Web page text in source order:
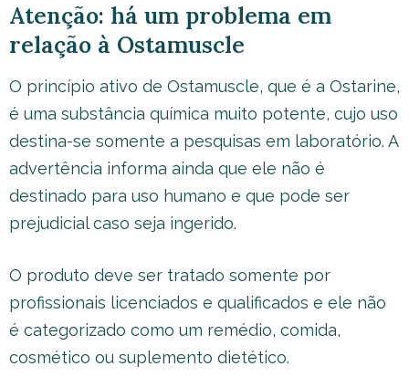
Atenção: há um problema em
relação à Ostamuscle
O princípio ativo de Ostamuscle, que é a Ostarine,
é uma substância química muito potente, cujo uso
destina-se somente a pesquisas em laboratório. A
advertência informa ainda que ele não é
destinado para uso humano e que pode ser
prejudicial caso seja ingerido.
O produto deve ser tratado somente por
profissionais licenciados e qualificados e ele não
é categorizado como um remédio, comida,
cosmético ou suplemento dietético.